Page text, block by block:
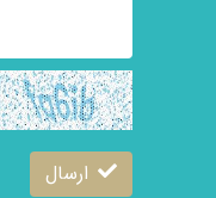
ارسال